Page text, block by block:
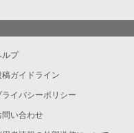
ルプ
稿ガイドライン
ライバシーポリシー
問い合わせ